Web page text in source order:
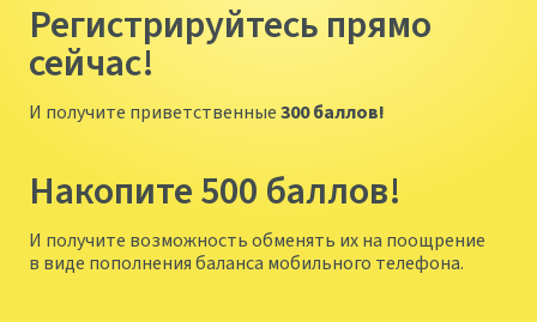
Регистрируйтесь прямо
сейчас!
И получите приветственные300 баллов!
Накопите 500 баллов!
И получите возможность обменять их на поощрение
в виде пополнения баланса мобильного телефона.